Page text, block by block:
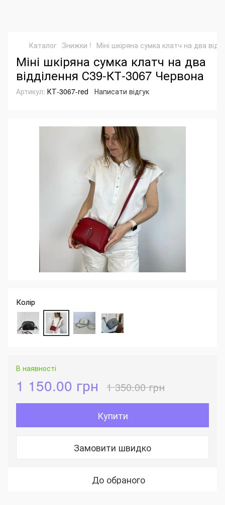
Каталог Знижки ! Міні шкіряна сумка клатч на два
Міні шкіряна сумка клатч на два
відділення С39-КТ-3067 Червона
Артикул: КТ-3067-red Написати відгук
Колір
В наявності
1 150.00 грн 1 350.00 грн
Купити
Замовити швидко
До обраного